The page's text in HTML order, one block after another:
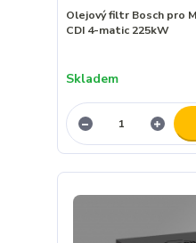
Olejový filtr Bosch pro
CDI 4-matic 225kW
Skladem